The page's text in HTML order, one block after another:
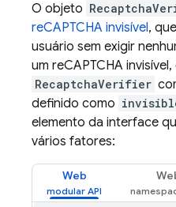
O objeto
reCAPTCHA invisível,
usuário sem exigir
um reCAPTCHA invisível,
RecaptchaVerifier
definido como
elemento da interface
vários fatores:
Web